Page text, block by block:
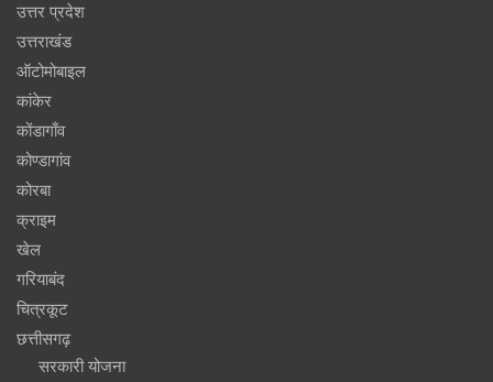
उत्तर प्रदेश
उत्तराखंड
ऑटोमोबाइल
कांकेर
कोंडागाँव
कोण्डागांव
कोरबा
क्राइम
खेल
गरियाबंद
चित्रकूट
छत्तीसगढ़
सरकारी योजना